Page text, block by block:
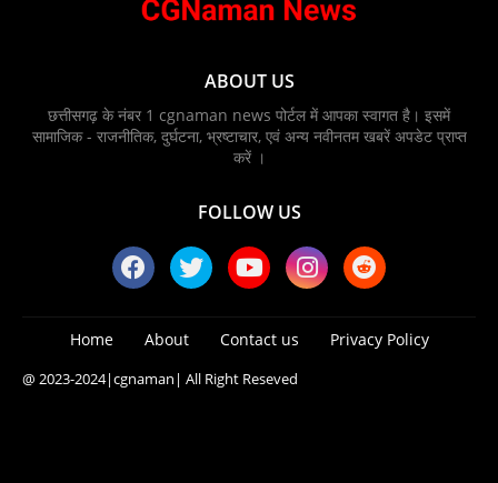
ABOUT US
छत्तीसगढ़ के नंबर 1 cgnaman news पोर्टल में आपका स्वागत है। इसमें
सामाजिक - राजनीतिक, दुर्घटना, भ्रष्टाचार, एवं अन्य नवीनतम खबरें अपडेट प्राप्त
करें ।
FOLLOW US
Home About Contact us Privacy Policy
@ 2023-2024|cgnaman| All Right Reseved